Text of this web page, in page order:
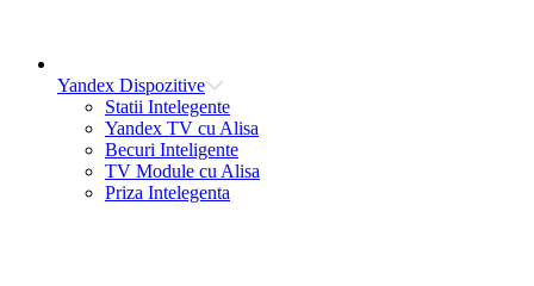
Yandex Dispozitive
Statii Intelegente
Yandex TV cu Alisa
Becuri Inteligente
TV Module cu Alisa
Priza Intelegenta